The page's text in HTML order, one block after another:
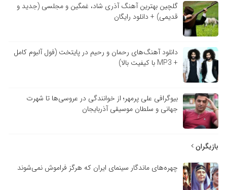
گلچین بهترین آهنگ آذری شاد، غمگین و مجلسی (جدید و
قدیمی) + دانلود رایگان
دانلود آهنگ‌های رحمان و رحیم در پایتخت (فول آلبوم کامل
+ MP3 با کیفیت بالا)
بیوگرافی علی پرمهر؛ از خوانندگی در عروسی‌ها تا شهرت
جهانی و سلطان موسیقی آذربایجان
بازیگران
چهره‌های ماندگار سینمای ایران که هرگز فراموش نمی‌شوند